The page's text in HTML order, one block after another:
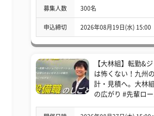
募集人数 300名
申込締切 2026年08月19日(水) 15:00
【大林組】転勤&
は怖くない！九州
計・見積へ。大林
の広がり #先輩ロ